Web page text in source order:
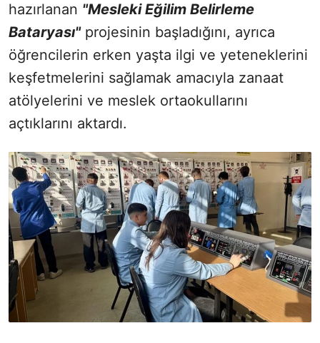
hazırlanan "Mesleki Eğilim Belirleme
Bataryası"projesinin başladığını, ayrıca
öğrencilerin erken yaşta ilgi ve yeteneklerini
keşfetmelerini sağlamak amacıyla zanaat
atölyelerini ve meslek ortaokullarını
açtıklarını aktardı.